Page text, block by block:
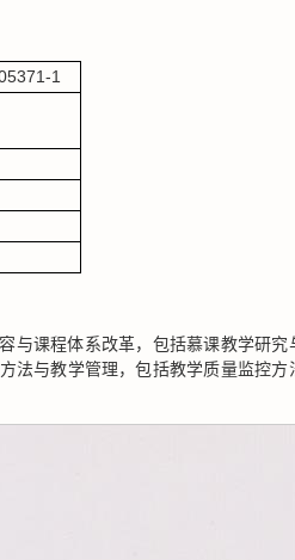
1
与课程体系改革，包括慕课教学研究
法与教学管理，包括教学质量监控方